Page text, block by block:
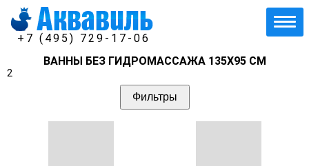
+7 (495) 729-17-06
ВАННЫ БЕЗ ГИДРОМАССАЖА 135Х95 СМ
2
Фильтры